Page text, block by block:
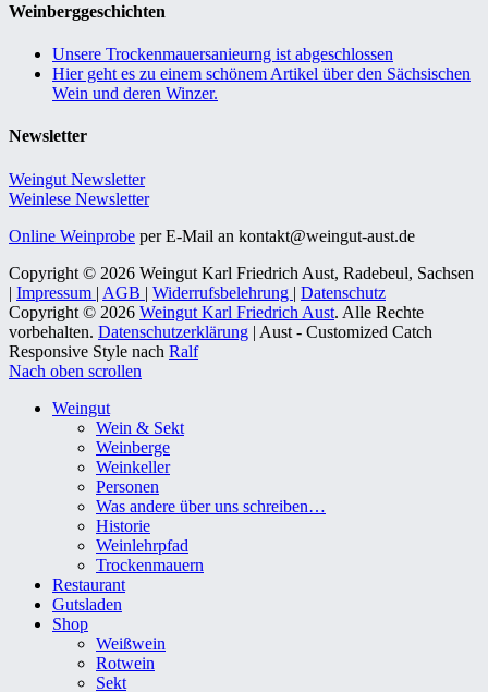
Weinberggeschichten
Unsere Trockenmauersanieurng ist abgeschlossen
Hier geht es zu einem schönem Artikel über den Sächsischen
Wein und deren Winzer.
Newsletter
Weingut Newsletter
Weinlese Newsletter
Online Weinprobe per E-Mail an kontakt@weingut-aust.de
Copyright © 2026 Weingut Karl Friedrich Aust, Radebeul, Sachsen
| Impressum | AGB | Widerrufsbelehrung | Datenschutz
Copyright © 2026 Weingut Karl Friedrich Aust. Alle Rechte
vorbehalten. Datenschutzerklärung | Aust - Customized Catch
Responsive Style nach Ralf
Nach oben scrollen
Weingut
Wein & Sekt
Weinberge
Weinkeller
Personen
Was andere über uns schreiben…
Historie
Weinlehrpfad
Trockenmauern
Restaurant
Gutsladen
Shop
Weißwein
Rotwein
Sekt